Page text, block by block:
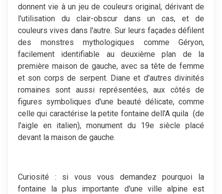
donnent vie à un jeu de couleurs original, dérivant de
l'utilisation du clair-obscur dans un cas, et de
couleurs vives dans l'autre. Sur leurs façades défilent
des monstres mythologiques comme Géryon,
facilement identifiable au deuxième plan de la
première maison de gauche, avec sa tête de femme
et son corps de serpent. Diane et d'autres divinités
romaines sont aussi représentées, aux côtés de
figures symboliques d'une beauté délicate, comme
celle qui caractérise la petite fontaine dell’A quila (de
l'aigle en italien), monument du 19e siècle placé
devant la maison de gauche.
Curiosité : si vous vous demandez pourquoi la
fontaine la plus importante d'une ville alpine est